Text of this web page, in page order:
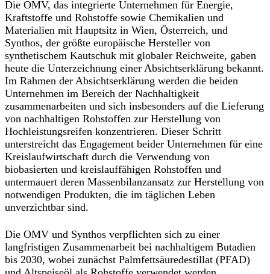
Die OMV, das integrierte Unternehmen für Energie,
Kraftstoffe und Rohstoffe sowie Chemikalien und
Materialien mit Hauptsitz in Wien, Österreich, und
Synthos, der größte europäische Hersteller von
synthetischem Kautschuk mit globaler Reichweite, gaben
heute die Unterzeichnung einer Absichtserklärung bekannt.
Im Rahmen der Absichtserklärung werden die beiden
Unternehmen im Bereich der Nachhaltigkeit
zusammenarbeiten und sich insbesonders auf die Lieferung
von nachhaltigen Rohstoffen zur Herstellung von
Hochleistungsreifen konzentrieren. Dieser Schritt
unterstreicht das Engagement beider Unternehmen für eine
Kreislaufwirtschaft durch die Verwendung von
biobasierten und kreislauffähigen Rohstoffen und
untermauert deren Massenbilanzansatz zur Herstellung von
notwendigen Produkten, die im täglichen Leben
unverzichtbar sind.
Die OMV und Synthos verpflichten sich zu einer
langfristigen Zusammenarbeit bei nachhaltigem Butadien
bis 2030, wobei zunächst Palmfettsäuredestillat (PFAD)